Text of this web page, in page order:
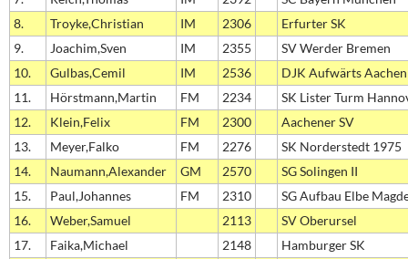
8.
Troyke,Christian IM 2306
Erfurter SK
9.
Joachim,Sven IM 2355
SV Werder Bremen
10.
Gulbas,Cemil IM 2536
DJK Aufwärts Aachen
11.
Hörstmann,Martin FM 2234
SK Lister Turm
12.
Klein,Felix FM 2300
Aachener SV
13.
Meyer,Falko FM 2276
SK Norderstedt 1975
14.
Naumann,Alexander GM 2570
SG Solingen II
15.
Paul,Johannes FM 2310
SG Aufbau Elbe
16.
Weber,Samuel 2113
SV Oberursel
17.
Faika,Michael 2148
Hamburger SK